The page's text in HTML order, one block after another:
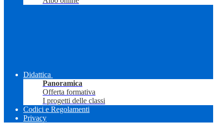
Didattica
Panoramica
Offerta formativa
I progetti delle classi
Codici e Regolamenti
Privacy